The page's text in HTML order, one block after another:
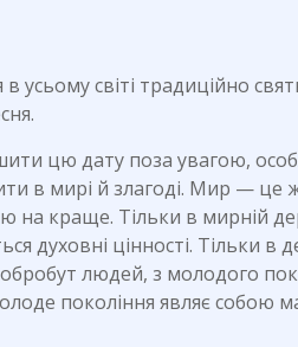
в усьому світі традиційно
цю дату поза увагою,
в мирі й злагоді. Мир — це
на краще. Тільки в мирній
духовні цінності. Тільки в
людей, з молодого
покоління являє собою